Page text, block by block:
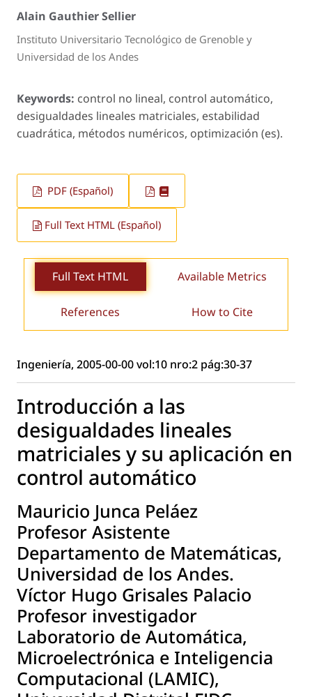
Alain Gauthier Sellier
Instituto Universitario Tecnológico de Grenoble y
Universidad de los Andes
Keywords: control no lineal, control automático,
desigualdades lineales matriciales, estabilidad
cuadrática, métodos numéricos, optimización (es).
PDF (Español)
Full Text HTML (Español)
Full Text HTML Available Metrics
References How to Cite
Ingeniería, 2005-00-00 vol:10 nro:2 pág:30-37
Introducción a las
desigualdades lineales
matriciales y su aplicación en
control automático
Mauricio Junca Peláez
Profesor Asistente
Departamento de Matemáticas,
Universidad de los Andes.
Víctor Hugo Grisales Palacio
Profesor investigador
Laboratorio de Automática,
Microelectrónica e Inteligencia
Computacional (LAMIC),